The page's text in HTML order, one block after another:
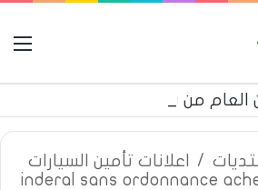
/
اعلانات تأمين السيارات
inderal sans ordonnance